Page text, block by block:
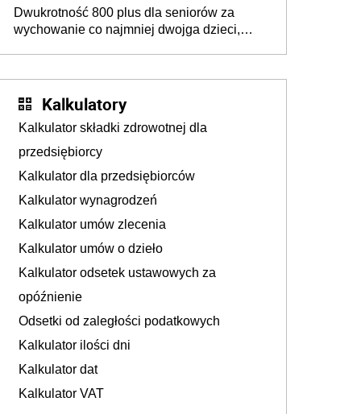
sprzed 1999 roku). Jak odebrać
zaświadczenie z ZUS?
Dwukrotność 800 plus dla seniorów za
wychowanie co najmniej dwojga dzieci,
Zapadła decyzja Sejmu
Kalkulatory
Kalkulator składki zdrowotnej dla
przedsiębiorcy
Kalkulator dla przedsiębiorców
Kalkulator wynagrodzeń
Kalkulator umów zlecenia
Kalkulator umów o dzieło
Kalkulator odsetek ustawowych za
opóźnienie
Odsetki od zaległości podatkowych
Kalkulator ilości dni
Kalkulator dat
Kalkulator VAT